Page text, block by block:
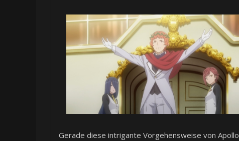
Gerade diese intrigante Vorgehensweise von